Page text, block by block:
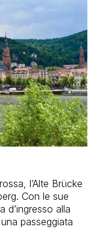
l’Alte Brücke
Con le sue
d’ingresso alla
passeggiata